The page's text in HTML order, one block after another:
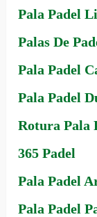
Pala Padel
Palas De
Pala Padel
Pala Padel
Rotura Pala
365 Padel
Pala Padel
Pala Padel